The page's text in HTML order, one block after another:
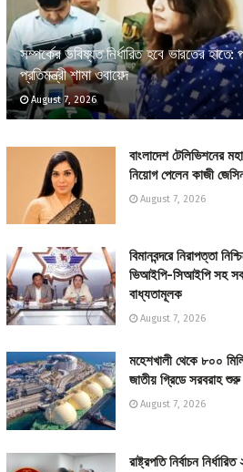
সম্পর্কের ভবিষ্যত নির্ধারিত হবে ভারতের হাতে:
প্রতিমন্ত্রী শামা ওবায়েদ
August 7, 2026
বাংলাদেশ টেলিভিশনের
নিয়োগ পেলেন কাজী
August 7, 2026
বিমানবন্দরে নিরাপত্তা
ভিআইপি-সিআইপি সহ সব
বাধ্যতামূলক
August 7, 2026
মহেশখালী থেকে ৮০০
জাতীয় গ্রিডে সরবরাহ শুরু
August 7, 2026
রাষ্ট্রপতি নির্বাচন